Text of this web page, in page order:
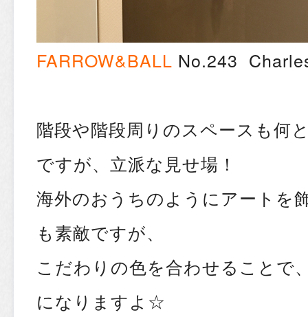
FARROW&BALL No.243
階段や階段周りのスペースも何
ですが、立派な見せ場！
海外のおうちのようにアートを
も素敵ですが、
こだわりの色を合わせることで
になりますよ☆